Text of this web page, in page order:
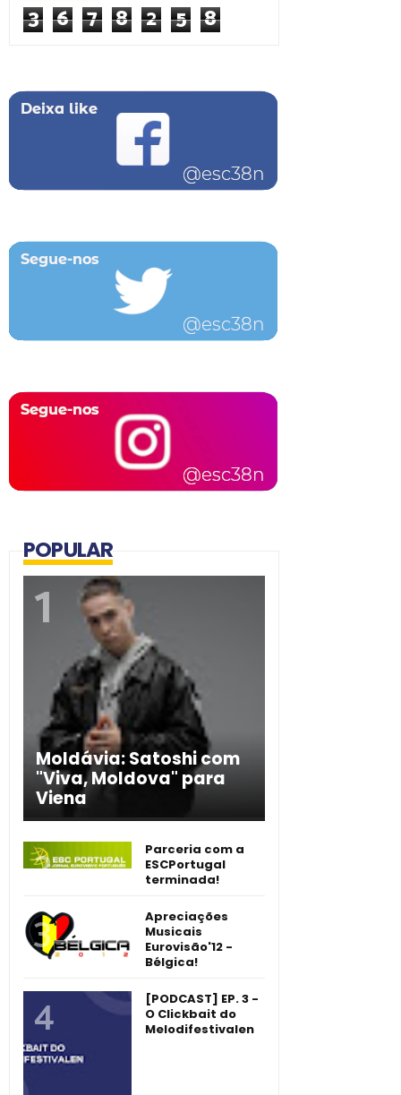
3 6 7 8 2 5 8
POPULAR
Moldávia: Satoshi com
"Viva, Moldova" para
Viena
Parceria com a
ESCPortugal
terminada!
Apreciações
Musicais
Eurovisão'12 -
Bélgica!
[PODCAST] EP. 3 -
O Clickbait do
Melodifestivalen